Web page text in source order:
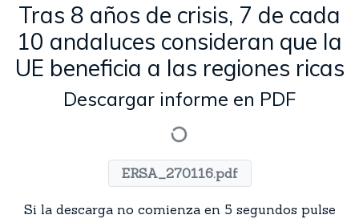
Tras 8 años de crisis, 7 de cada
10 andaluces consideran que la
UE beneficia a las regiones ricas
Descargar informe en PDF
ERSA_270116.pdf
Si la descarga no comienza en 5 segundos pulse